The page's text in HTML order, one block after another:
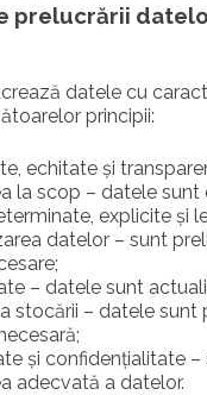
prelucrării
datele cu
principii:
echitate și
la scop – datele sunt
explicite și
datelor – sunt
– datele sunt
stocării – datele sunt
și confidențialitate –
adecvată a datelor.